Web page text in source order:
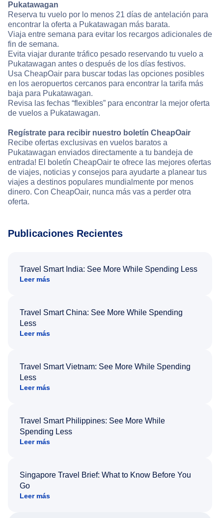
Pukatawagan
Reserva tu vuelo por lo menos 21 días de antelación para
encontrar la oferta a Pukatawagan más barata.
Viaja entre semana para evitar los recargos adicionales de
fin de semana.
Evita viajar durante tráfico pesado reservando tu vuelo a
Pukatawagan antes o después de los días festivos.
Usa CheapOair para buscar todas las opciones posibles
en los aeropuertos cercanos para encontrar la tarifa más
baja para Pukatawagan.
Revisa las fechas “flexibles” para encontrar la mejor oferta
de vuelos a Pukatawagan.
Regístrate para recibir nuestro boletín CheapOair
Recibe ofertas exclusivas en vuelos baratos a
Pukatawagan enviados directamente a tu bandeja de
entrada! El boletín CheapOair te ofrece las mejores ofertas
de viajes, noticias y consejos para ayudarte a planear tus
viajes a destinos populares mundialmente por menos
dinero. Con CheapOair, nunca más vas a perder otra
oferta.
Publicaciones Recientes
Travel Smart India: See More While Spending Less
Leer más
Travel Smart China: See More While Spending
Less
Leer más
Travel Smart Vietnam: See More While Spending
Less
Leer más
Travel Smart Philippines: See More While
Spending Less
Leer más
Singapore Travel Brief: What to Know Before You
Go
Leer más